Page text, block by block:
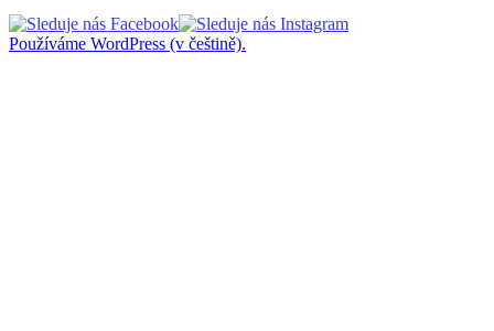
Používáme WordPress (v češtině).